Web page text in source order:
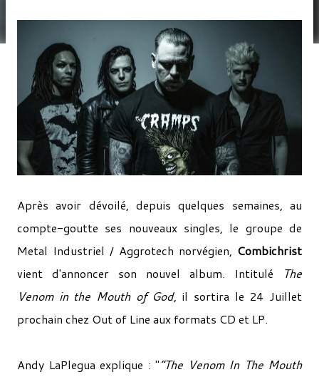
Après avoir dévoilé, depuis quelques semaines, au
compte-goutte ses nouveaux singles, le groupe de
Metal Industriel / Aggrotech norvégien, Combichrist
vient d'annoncer son nouvel album. Intitulé
The
Venom in the Mouth of God, il sortira le 24 Juillet
prochain chez Out of Line aux formats CD et LP.
Andy LaPlegua explique : "“The Venom In The Mouth